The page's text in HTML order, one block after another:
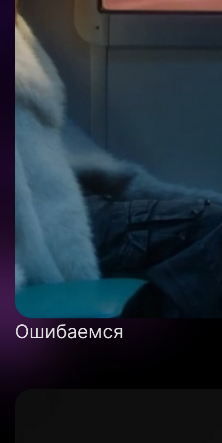
Ошибаемся